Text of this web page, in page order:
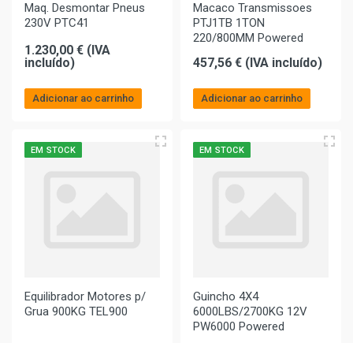
Maq. Desmontar Pneus
230V PTC41
1.230,00 € (IVA
incluído)
Adicionar ao carrinho
Macaco Transmissoes
PTJ1TB 1TON
220/800MM Powered
457,56 € (IVA incluído)
Adicionar ao carrinho
EM STOCK
Equilibrador Motores p/
Grua 900KG TEL900
EM STOCK
Guincho 4X4
6000LBS/2700KG 12V
PW6000 Powered